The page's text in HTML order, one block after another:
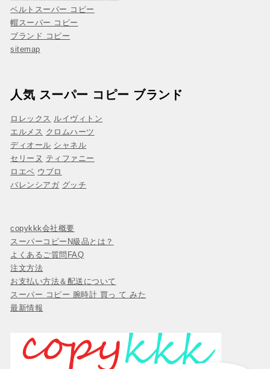
ベルトスーパー コピー
帽スーパー コピー
ブランド コピー
sitemap
人気 スーパー コピー ブランド
ロレックス ルイヴィトン
エルメス クロムハーツ
ディオール シャネル
セリーヌ ティファニー
ロエベ ウブロ
バレンシアガ グッチ
copykkk会社概要
スーパーコピーN級品とは？
よくあるご質問FAQ
注文方法
お支払い方法＆配送について
スーパー コピー 腕時計 買っ て みた
最新情報